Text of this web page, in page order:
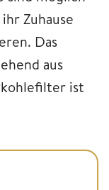
Zuhause
Das
aus
ist